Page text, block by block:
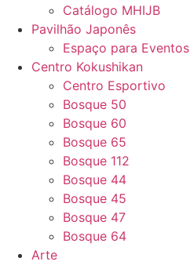
Catálogo MHIJB
Pavilhão Japonês
Espaço para Eventos
Centro Kokushikan
Centro Esportivo
Bosque 50
Bosque 60
Bosque 65
Bosque 112
Bosque 44
Bosque 45
Bosque 47
Bosque 64
Arte